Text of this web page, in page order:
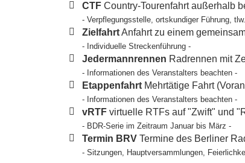
CTF Country-Tourenfahrt außerhalb
- Verpflegungsstelle, ortskundiger Führung,
ZielfahrtAnfahrt zu einem
- Individuelle Streckenführung -
Jedermannrennen Radrennen mit
- Informationen des Veranstalters beachten -
Etappenfahrt Mehrtätige Fahrt
- Informationen des Veranstalters beachten -
vRTF virtuelle RTFs auf "Zwift" und
- BDR-Serie im Zeitraum Januar bis März -
Termin BRV Termine des Berliner
- Sitzungen, Hauptversammlungen,